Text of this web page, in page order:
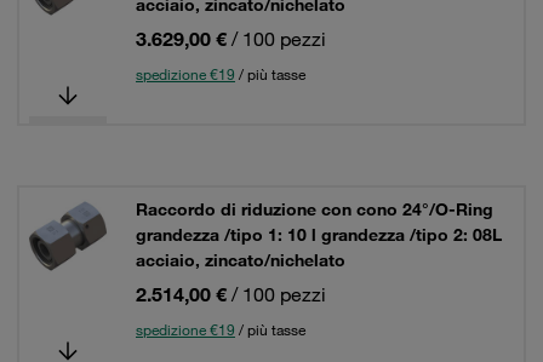
acciaio, zincato/nichelato
3.629,00 € / 100 pezzi
spedizione €19 / più tasse
Raccordo di riduzione con cono 24°/O-Ring
grandezza /tipo 1: 10 l grandezza /tipo 2: 08L
acciaio, zincato/nichelato
2.514,00 € / 100 pezzi
spedizione €19 / più tasse